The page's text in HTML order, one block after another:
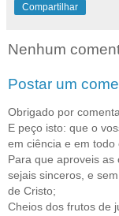
Compartilhar
Nenhum
Postar um
Obrigado por
E peço isto: que o
em ciência e em todo
Para que aproveis as
sejais sinceros, e
de Cristo;
Cheios dos frutos de